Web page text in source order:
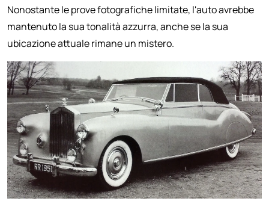
Nonostante le prove fotografiche limitate, l'auto avrebbe
mantenuto la sua tonalità azzurra, anche se la sua
ubicazione attuale rimane un mistero.